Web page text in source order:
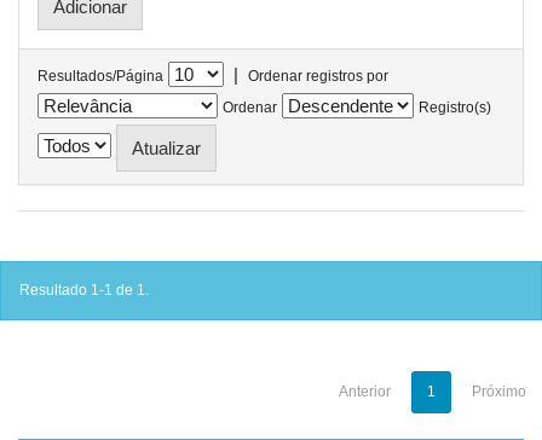
Resultados/Página |
Ordenar registros por
Ordenar
Registro(s)
Resultado 1-1 de 1.
Anterior 1 Próximo